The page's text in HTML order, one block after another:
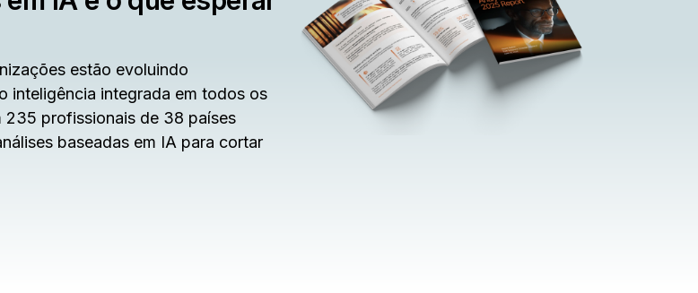
estão evoluindo
inteligência integrada em todos os
235 profissionais de 38 países
baseadas em IA para cortar